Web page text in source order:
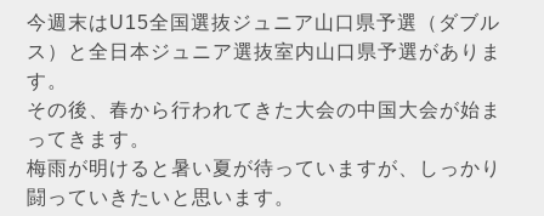
今週末はU15全国選抜ジュニア山口県予選（ダブル
ス）と全日本ジュニア選抜室内山口県予選がありま
す。
その後、春から行われてきた大会の中国大会が始ま
ってきます。
梅雨が明けると暑い夏が待っていますが、しっかり
闘っていきたいと思います。